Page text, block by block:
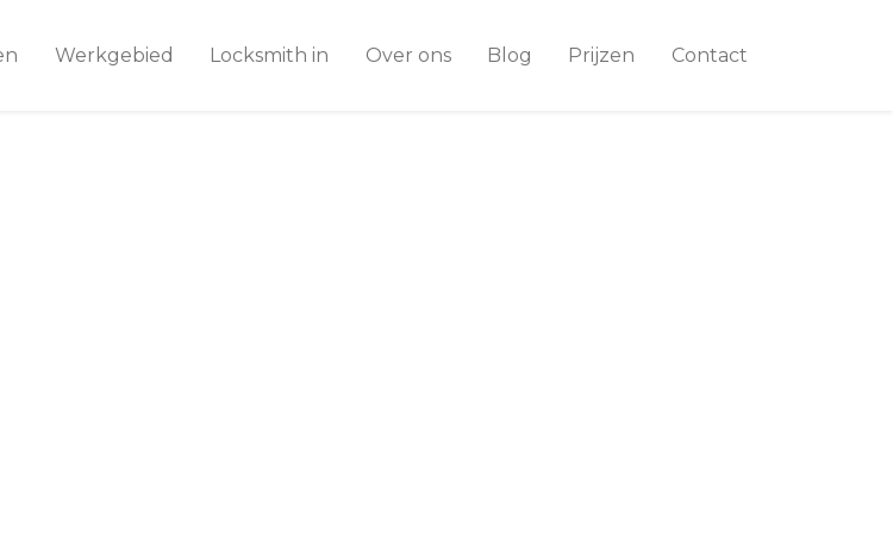
Werkgebied Locksmith in Over ons Blog Prijzen Contact